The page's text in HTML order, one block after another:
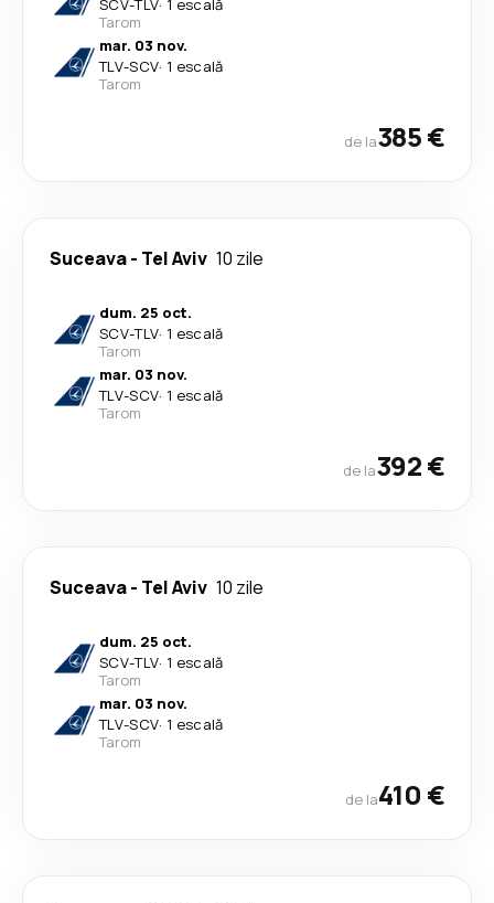
SCV-TLV· 1 escală
Tarom
mar. 03 nov.
TLV-SCV· 1 escală
Tarom
de la385 €
Suceava- Tel Aviv 10 zile
dum. 25 oct.
SCV-TLV· 1 escală
Tarom
mar. 03 nov.
TLV-SCV· 1 escală
Tarom
de la392 €
Suceava- Tel Aviv 10 zile
dum. 25 oct.
SCV-TLV· 1 escală
Tarom
mar. 03 nov.
TLV-SCV· 1 escală
Tarom
de la410 €